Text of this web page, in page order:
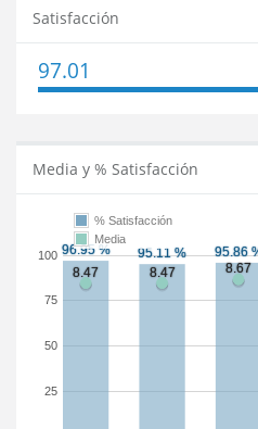
Satisfacción
97.01
Media y % Satisfacción
25
50
75
100
% Satisfacción
Media